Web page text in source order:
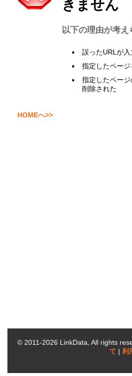
きません
以下の理由が考え
誤ったURLが入
指定したペー
指定したペー
削除された
HOMEへ>>
© 2011-2026 LinkData, All rights
て‎ | 利